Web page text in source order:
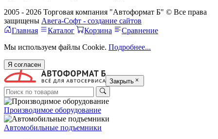
2005 - 2026 Торговая компания "Автоформат Б" © Все права
защищены Авега-Софт - создание сайтов
Главная
Каталог Корзина
Сравнение
Мы используем файлы Cookie. Подробнее...
Я согласен
Закрыть
Производимое оборудование
Автомобильные подъемники